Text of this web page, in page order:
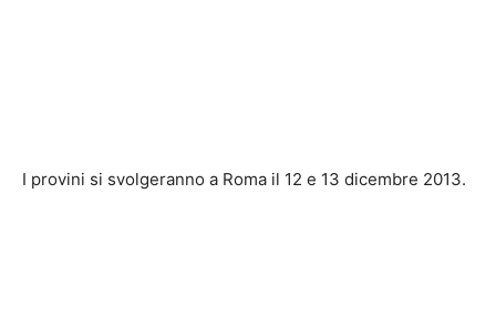
I provini si svolgeranno a Roma il 12 e 13 dicembre 2013.